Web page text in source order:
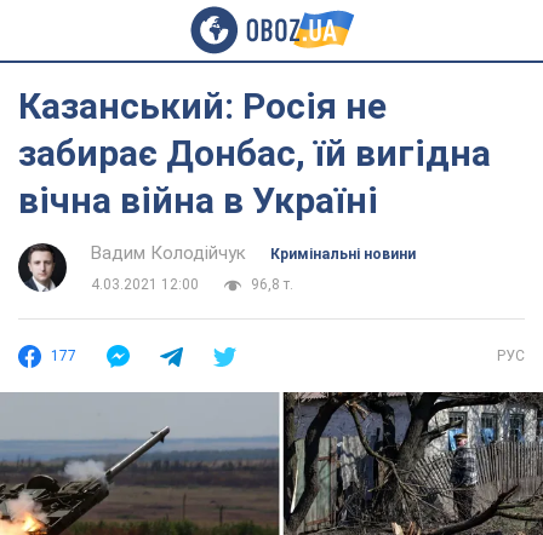
Казанський: Росія не
забирає Донбас, їй вигідна
вічна війна в Україні
Вадим Колодійчук
Кримінальні новини
4.03.2021 12:00
96,8 т.
177 РУС